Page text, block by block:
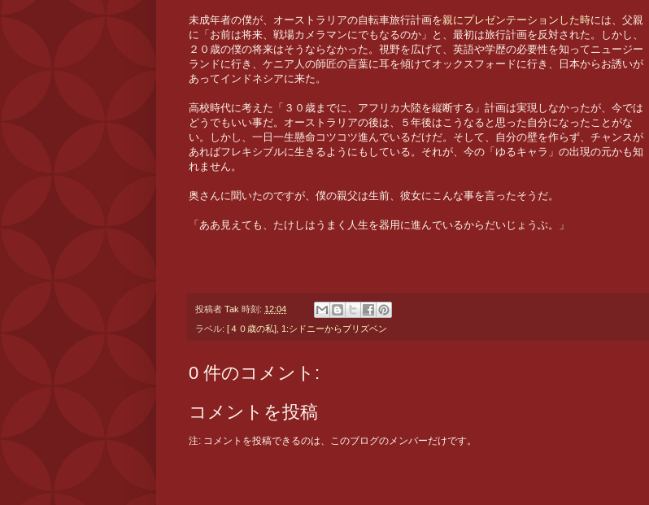
未成年者の僕が、オーストラリアの自転車旅行計画を親にプレゼンテーションした時には、父親
に「お前は将来、戦場カメラマンにでもなるのか」と、最初は旅行計画を反対された。しかし、
２０歳の僕の将来はそうならなかった。視野を広げて、英語や学歴の必要性を知ってニュージー
ランドに行き、ケニア人の師匠の言葉に耳を傾けてオックスフォードに行き、日本からお誘いが
あってインドネシアに来た。
高校時代に考えた「３０歳までに、アフリカ大陸を縦断する」計画は実現しなかったが、今では
どうでもいい事だ。オーストラリアの後は、５年後はこうなると思った自分になったことがな
い。しかし、一日一生懸命コツコツ進んでいるだけだ。そして、自分の壁を作らず、チャンスが
あればフレキシブルに生きるようにもしている。それが、今の「ゆるキャラ」の出現の元かも知
れません。
奥さんに聞いたのですが、僕の親父は生前、彼女にこんな事を言ったそうだ。
「ああ見えても、たけしはうまく人生を器用に進んでいるからだいじょうぶ。」
投稿者 Tak 時刻: 12:04
ラベル: [４０歳の私] 1:シドニーからブリズベン
0 件のコメント:
コメントを投稿
注: コメントを投稿できるのは、このブログのメンバーだけです。